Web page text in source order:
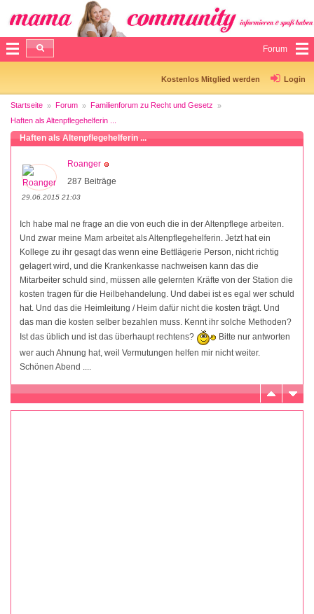
Forum
Kostenlos Mitglied werden Login
Startseite Forum
Familienforum zu Recht und Gesetz
Haften als Altenpflegehelferin ...
Haften als Altenpflegehelferin ...
Roanger
287 Beiträge
29.06.2015 21:03
Ich habe mal ne frage an die von euch die in der Altenpflege arbeiten.
Und zwar meine Mam arbeitet als Altenpflegehelferin. Jetzt hat ein
Kollege zu ihr gesagt das wenn eine Bettlägerie Person, nicht richtig
gelagert wird, und die Krankenkasse nachweisen kann das die
Mitarbeiter schuld sind, müssen alle gelernten Kräfte von der Station die
kosten tragen für die Heilbehandelung. Und dabei ist es egal wer schuld
hat. Und das die Heimleitung / Heim dafür nicht die kosten trägt. Und
das man die kosten selber bezahlen muss. Kennt ihr solche Methoden?
Ist das üblich und ist das überhaupt rechtens?
Bitte nur antworten
wer auch Ahnung hat, weil Vermutungen helfen mir nicht weiter.
Schönen Abend ....